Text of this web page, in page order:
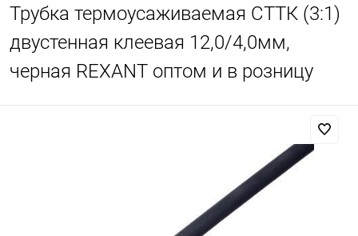
Трубка термоусаживаемая СТТК (3:1)
двустенная клеевая 12,0/4,0мм,
черная REXANT оптом и в розницу